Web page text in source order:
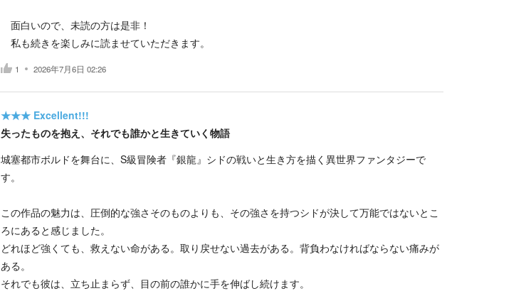
面白いので、未読の方は是非！
私も続きを楽しみに読ませていただきます。
1 2026年7月6日 02:26
★★★ Excellent!!!
失ったものを抱え、それでも誰かと生きていく物語
城塞都市ボルドを舞台に、S級冒険者『銀龍』シドの戦いと生き方を描く異世界ファンタジーで
す。
この作品の魅力は、圧倒的な強さそのものよりも、その強さを持つシドが決して万能ではないとこ
ろにあると感じました。
どれほど強くても、救えない命がある。取り戻せない過去がある。背負わなければならない痛みが
ある。
それでも彼は、立ち止まらず、目の前の誰かに手を伸ばし続けます。